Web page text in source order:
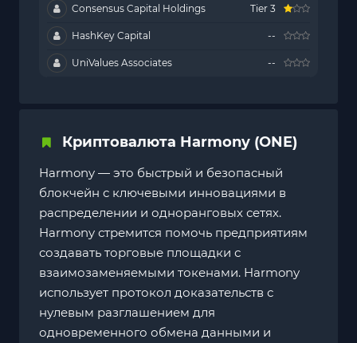
Consensus Capital Holdings Tier 3
HashKey Capital --
UniValues Associates --
Криптовалюта Harmony (ONE)
Harmony — это быстрый и безопасный
блокчейн с ключевыми инновациями в
распределении и одноранговых сетях.
Harmony стремится помочь предприятиям
создавать торговые площадки с
взаимозаменяемыми токенами. Harmony
использует протокол доказательств с
нулевым разглашением для
одновременного обмена данными и